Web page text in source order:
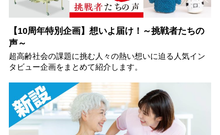
【10周年特別企画】想いよ届け！～挑戦者たちの
声～
超高齢社会の課題に挑む人々の熱い想いに迫る人気イン
タビュー企画をまとめて紹介します。